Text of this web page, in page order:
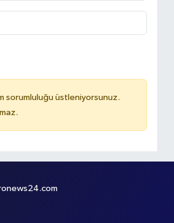
sorumluluğu üstleniyorsunuz.